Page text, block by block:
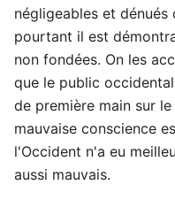
négligeables et dénués
pourtant il est
non fondées. On les
que le public
de première main sur
mauvaise conscience
l'Occident n'a eu
aussi mauvais.